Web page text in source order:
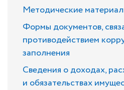
Методические
Формы документов,
противодействием
заполнения
Сведения о доходах,
и обязательствах